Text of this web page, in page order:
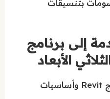
بتنسيقات
إلى برنامج
شرح واجهة برنامج Revit وأساسيات